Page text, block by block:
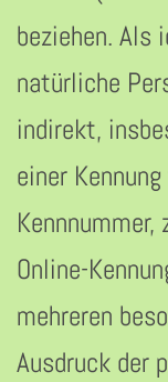
beziehen. Als
natürliche
indirekt,
einer
Online-
mehreren
Ausdruck der